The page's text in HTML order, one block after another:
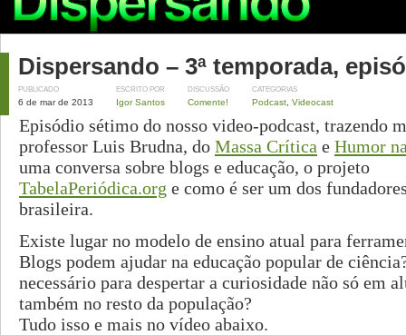
Dispersando – 3ª temporada,
PUBLICADO
6 de mar de 2013
ESCRITO POR
Igor Santos
DISCUSSÃO
Comente!
CATEGORIAS
Podcast Videocast
Episódio sétimo do nosso video-podcast, trazendo
professor Luis Brudna, do Massa Crítica e Humor
uma conversa sobre blogs e educação, o projeto
TabelaPeriódica.org e como é ser um dos
brasileira.
Existe lugar no modelo de ensino atual para
Blogs podem ajudar na educação popular de
necessário para despertar a curiosidade não só em
também no resto da população?
Tudo isso e mais no vídeo abaixo.